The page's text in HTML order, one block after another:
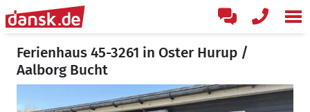
Ferienhaus 45-3261 in Oster Hurup /
Aalborg Bucht